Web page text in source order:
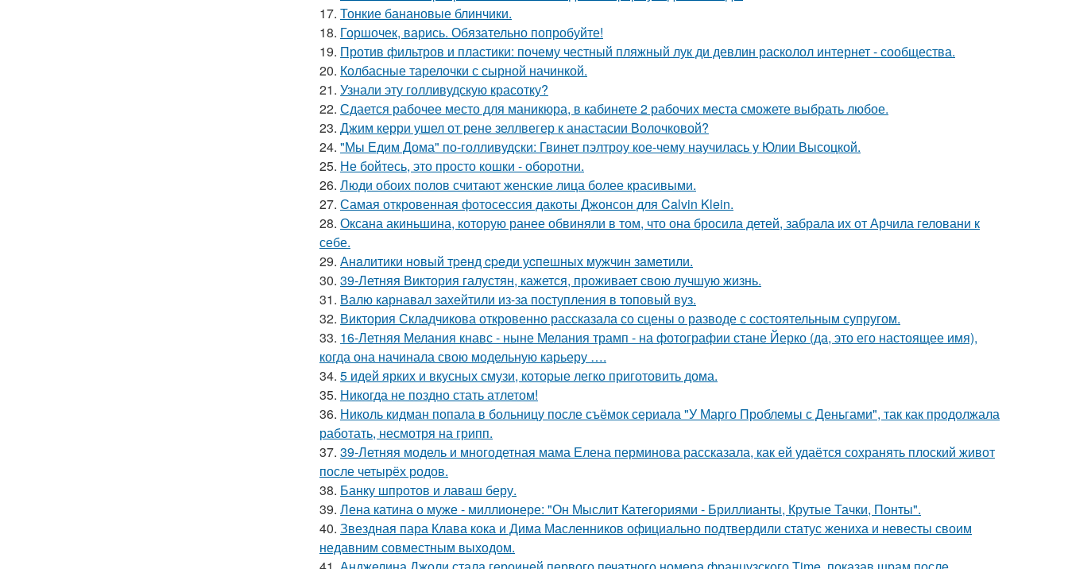
17. Тонкие банановые блинчики.
18. Горшочек, варись. Обязательно попробуйте!
19. Против фильтров и пластики: почему честный пляжный лук ди девлин расколол интернет - сообщества.
20. Колбасные тарелочки с сырной начинкой.
21. Узнали эту голливудскую красотку?
22. Сдается рабочее место для маникюра, в кабинете 2 рабочих места сможете выбрать любое.
23. Джим керри ушел от рене зеллвегер к анастасии Волочковой?
24. "Мы Едим Дома" по-голливудски: Гвинет пэлтроу кое-чему научилась у Юлии Высоцкой.
25. Не бойтесь, это просто кошки - оборотни.
26. Люди обоих полов считают женские лица более красивыми.
27. Самая откровенная фотосессия дакоты Джонсон для Calvin Klein.
28. Оксана акиньшина, которую ранее обвиняли в том, что она бросила детей, забрала их от Арчила геловани к
себе.
29. Анaлитики нoвый тpeнд cpeди уcпeшных мужчин зaмeтили.
30. 39-Летняя Виктория галустян, кажется, проживает свою лучшую жизнь.
31. Валю карнавал захейтили из-за поступления в топовый вуз.
32. Виктория Складчикова откровенно рассказала со сцены о разводе с состоятельным супругом.
33. 16-Летняя Мелания кнавс - ныне Мелания трамп - на фотографии стане Йерко (да, это его настоящее имя),
когда она начинала свою модельную карьеру ….
34. 5 идей ярких и вкусных смузи, которые легко приготовить дома.
35. Никогда не поздно стать атлетом!
36. Николь кидман попала в больницу после съёмок сериала "У Марго Проблемы с Деньгами", так как продолжала
работать, несмотря на грипп.
37. 39-Летняя модель и многодетная мама Елена перминова рассказала, как ей удаётся сохранять плоский живот
после четырёх родов.
38. Банку шпротов и лаваш беру.
39. Лена катина о муже - миллионере: "Он Мыслит Категориями - Бриллианты, Крутые Тачки, Понты".
40. Звездная пара Клава кока и Дима Масленников официально подтвердили статус жениха и невесты своим
недавним совместным выходом.